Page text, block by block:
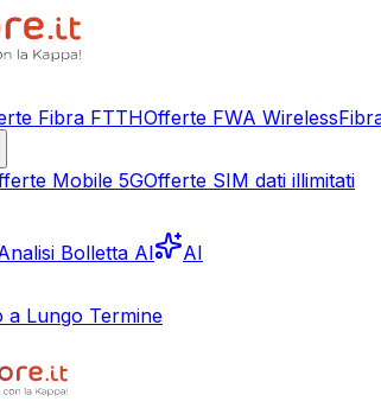
Fibra FTTHOfferte FWA Wireless
Mobile 5GOfferte SIM dati illimitati
Bolletta AI AI
a Lungo Termine